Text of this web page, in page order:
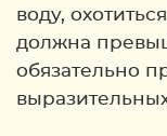
воду,
должна
обязательно